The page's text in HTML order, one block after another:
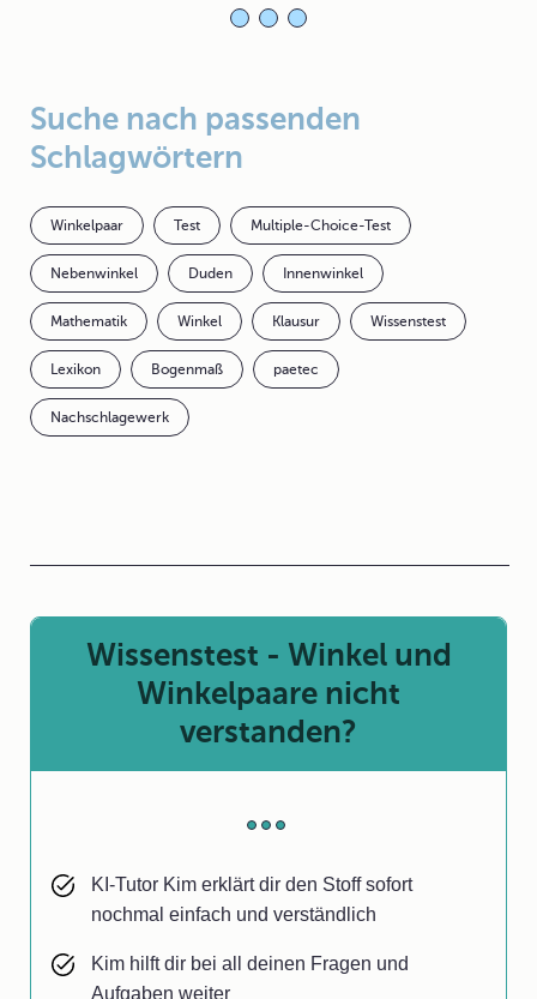
Suche nach passenden
Schlagwörtern
Winkelpaar Test Multiple-Choice-Test
Nebenwinkel Duden Innenwinkel
Mathematik Winkel Klausur Wissenstest
Lexikon Bogenmaß paetec
Nachschlagewerk
Wissenstest - Winkel und
Winkelpaare nicht
verstanden?
KI-Tutor Kim erklärt dir den Stoff sofort
nochmal einfach und verständlich
Kim hilft dir bei all deinen Fragen und
Aufgaben weiter